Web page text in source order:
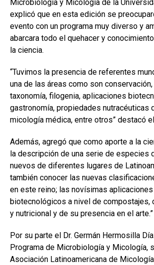
Microbiología y Micología de la
explicó que en esta edición se
evento con un programa muy diverso y
abarcara todo el quehacer y
la ciencia.
“Tuvimos la presencia de referentes
una de las áreas como son
taxonomía, filogenia, aplicaciones
gastronomía, propiedades nutracéuticas
micología médica, entre otros” destacó
Además, agregó que como aporte a la
la descripción de una serie de especies
nuevos de diferentes lugares de
también conocer las nuevas
en este reino; las novísimas
biotecnológicos a nivel de compostajes,
y nutricional y de su presencia en el arte.”
Por su parte el Dr. Germán Hermosilla
Programa de Microbiología y Micología,
Asociación Latinoamericana de